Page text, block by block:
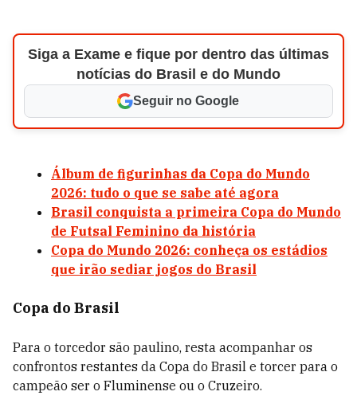
Siga a Exame e fique por dentro das últimas
notícias do Brasil e do Mundo
Seguir no Google
Álbum de figurinhas da Copa do Mundo
2026: tudo o que se sabe até agora
Brasil conquista a primeira Copa do Mundo
de Futsal Feminino da história
Copa do Mundo 2026: conheça os estádios
que irão sediar jogos do Brasil
Copa do Brasil
Para o torcedor são paulino, resta acompanhar os
confrontos restantes da Copa do Brasil e torcer para o
campeão ser o Fluminense ou o Cruzeiro.